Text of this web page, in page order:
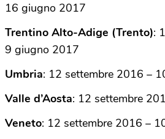
16 giugno 2017
Trentino Alto-Adige (Trento):
9 giugno 2017
Umbria: 12 settembre 2016 –
Valle d’Aosta: 12 settembre
Veneto: 12 settembre 2016 –